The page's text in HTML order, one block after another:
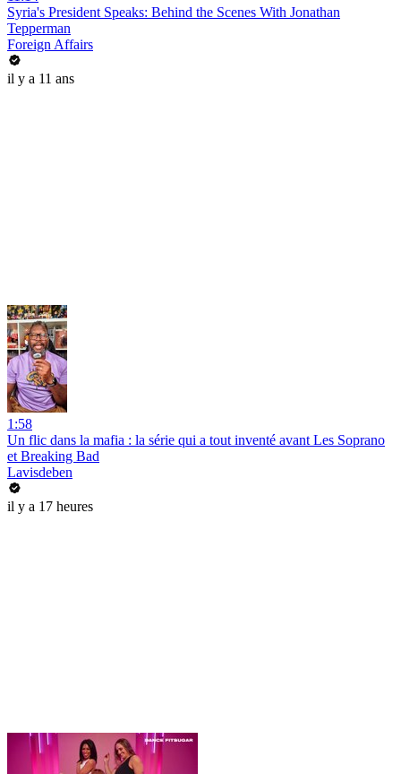
Syria's President Speaks: Behind the Scenes With Jonathan
Tepperman
Foreign Affairs
il y a 11 ans
1:58
Un flic dans la mafia : la série qui a tout inventé avant Les Soprano
et Breaking Bad
Lavisdeben
il y a 17 heures